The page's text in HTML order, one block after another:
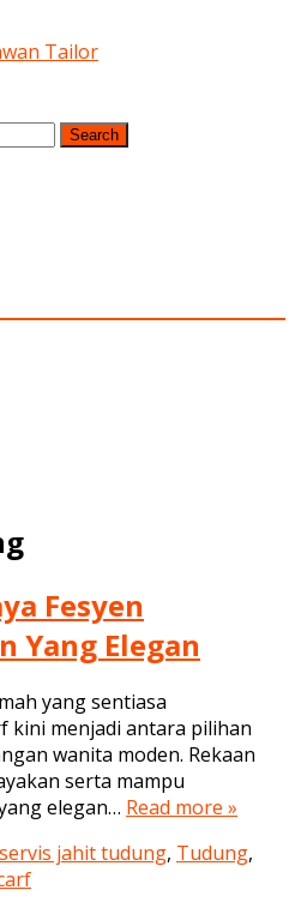
Fesyen
Yang Elegan
yang sentiasa
kini menjadi antara pilihan
wanita moden. Rekaan
serta mampu
elegan… Read more »
servis jahit tudung, Tudung,